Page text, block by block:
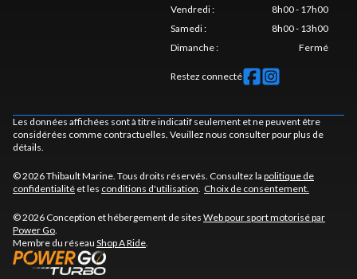
Vendredi:
8h00 - 17h00
Samedi:
8h00 - 13h00
Dimanche: Fermé
Restez connecté
Les données affichées sont à titre indicatif seulement et ne peuvent être
considérées comme contractuelles. Veuillez nous consulter pour plus de
détails.
© 2026 Thibault Marine. Tous droits réservés. Consultez la politique de
confidentialité et les conditions d'utilisation Choix de consentement.
© 2026 Conception et hébergement de sites Web pour sport motorisé par
Power Go
Membre du réseau Shop A Ride